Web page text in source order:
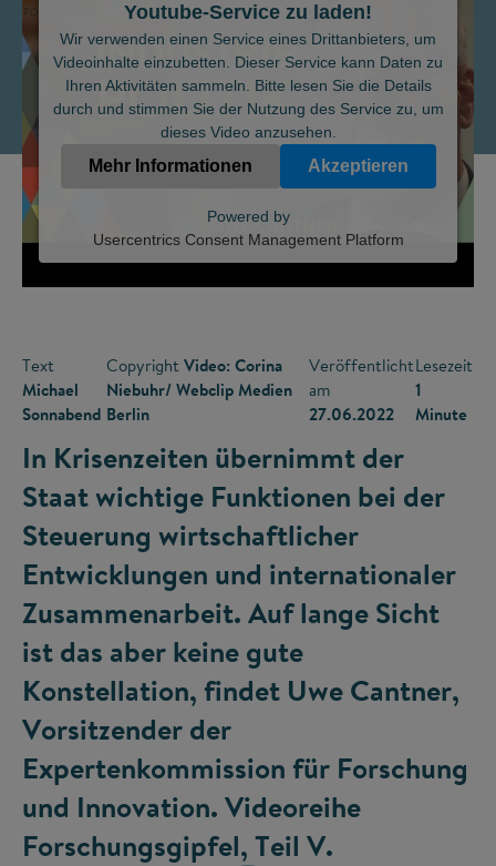
©
Youtube-Service zu laden!
Wir verwenden einen Service eines Drittanbieters, um
Videoinhalte einzubetten. Dieser Service kann Daten zu
Ihren Aktivitäten sammeln. Bitte lesen Sie die Details
durch und stimmen Sie der Nutzung des Service zu, um
dieses Video anzusehen.
Mehr Informationen Akzeptieren
Powered by
Usercentrics Consent Management Platform
Text
Michael
Sonnabend
Copyright Video: Corina
Niebuhr/ Webclip Medien
Berlin
Veröffentlicht
am
27.06.2022
Lesezeit
1
Minute
In Krisenzeiten übernimmt der
Staat wichtige Funktionen bei der
Steuerung wirtschaftlicher
Entwicklungen und internationaler
Zusammenarbeit. Auf lange Sicht
ist das aber keine gute
Konstellation, findet Uwe Cantner,
Vorsitzender der
Expertenkommission für Forschung
und Innovation. Videoreihe
Forschungsgipfel, Teil V.